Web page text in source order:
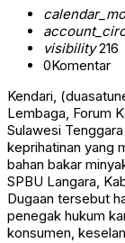
visibility216
0Komentar
Kendari,
Lembaga, Forum
Sulawesi
keprihatinan yang
bahan bakar
SPBU Langara,
Dugaan tersebut
penegak hukum
konsumen,